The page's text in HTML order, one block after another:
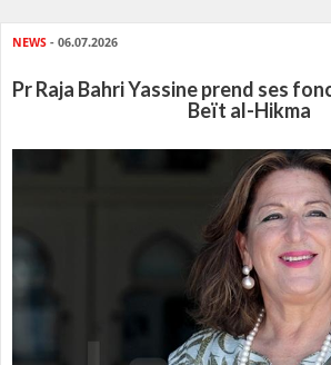
NEWS - 06.07.2026
Pr Raja Bahri Yassine prend ses
Beït al-Hikma